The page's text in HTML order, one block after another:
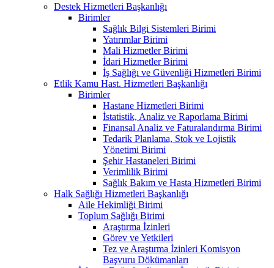
Destek Hizmetleri Başkanlığı
Birimler
Sağlık Bilgi Sistemleri Birimi
Yatırımlar Birimi
Mali Hizmetler Birimi
İdari Hizmetler Birimi
İş Sağlığı ve Güvenliği Hizmetleri Birimi
Etlik Kamu Hast. Hizmetleri Başkanlığı
Birimler
Hastane Hizmetleri Birimi
İstatistik, Analiz ve Raporlama Birimi
Finansal Analiz ve Faturalandırma Birimi
Tedarik Planlama, Stok ve Lojistik
Yönetimi Birimi
Şehir Hastaneleri Birimi
Verimlilik Birimi
Sağlık Bakım ve Hasta Hizmetleri Birimi
Halk Sağlığı Hizmetleri Başkanlığı
Aile Hekimliği Birimi
Toplum Sağlığı Birimi
Araştırma İzinleri
Görev ve Yetkileri
Tez ve Araştırma İzinleri Komisyon
Başvuru Dökümanları